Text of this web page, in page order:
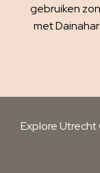
gebruiken
met
Explore